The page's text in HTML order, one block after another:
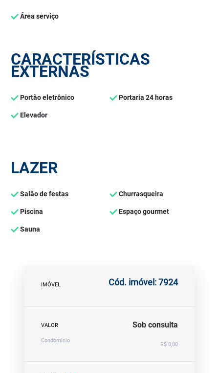
Área serviço
CARACTERÍSTICAS
EXTERNAS
Portão eletrônico Portaria 24 horas
Elevador
LAZER
Salão de festas Churrasqueira
Piscina Espaço gourmet
Sauna
IMÓVEL Cód. imóvel: 7924
VALOR Sob consulta
Condomínio
R$ 0,00